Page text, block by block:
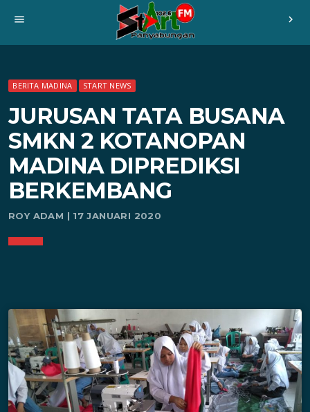
menu chevron_right
BERITA MADINA START NEWS
JURUSAN TATA BUSANA
SMKN 2 KOTANOPAN
MADINA DIPREDIKSI
BERKEMBANG
ROY ADAM | 17 JANUARI 2020